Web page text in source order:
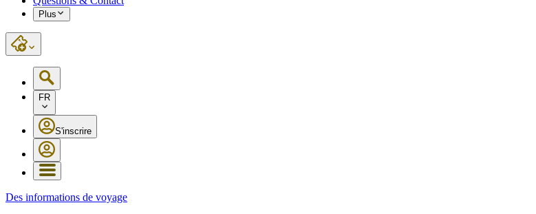
Plus
FR
S'inscrire
Des informations de voyage